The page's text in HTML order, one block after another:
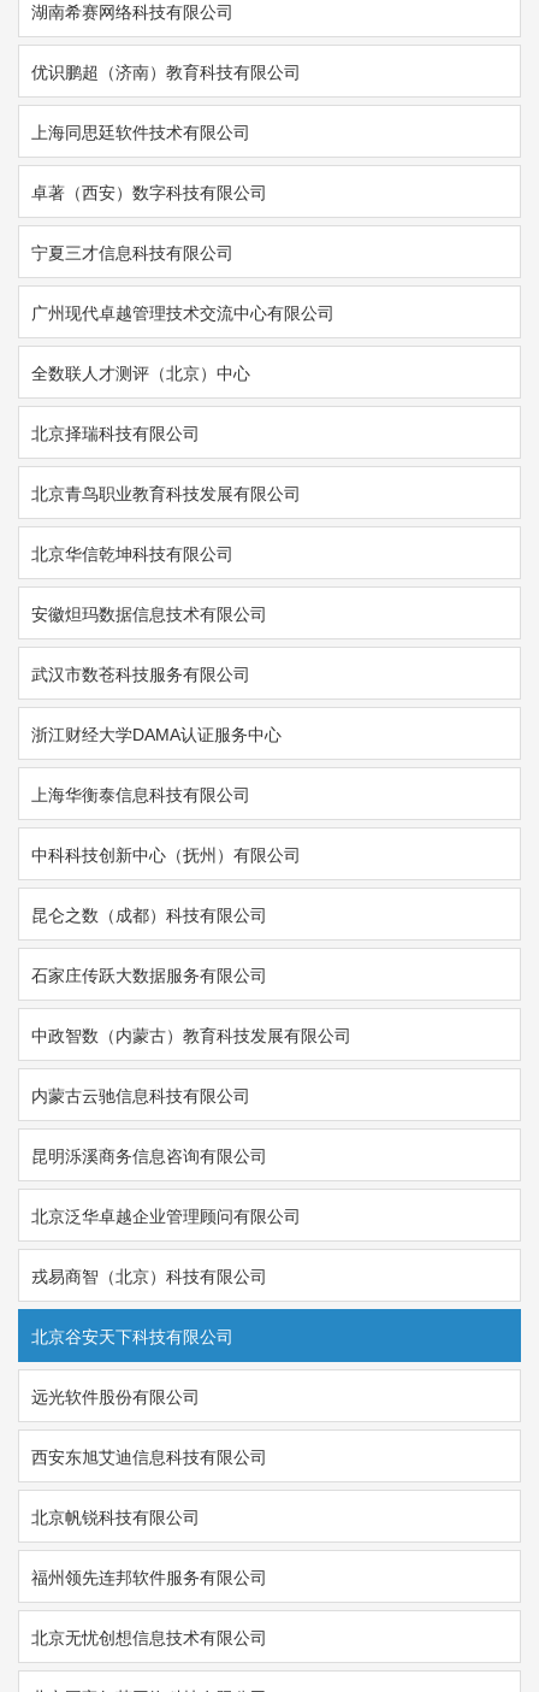
湖南希赛网络科技有限公司
优识鹏超（济南）教育科技有限公司
上海同思廷软件技术有限公司
卓著（西安）数字科技有限公司
宁夏三才信息科技有限公司
广州现代卓越管理技术交流中心有限公司
全数联人才测评（北京）中心
北京择瑞科技有限公司
北京青鸟职业教育科技发展有限公司
北京华信乾坤科技有限公司
安徽炟玛数据信息技术有限公司
武汉市数苍科技服务有限公司
浙江财经大学DAMA认证服务中心
上海华衡泰信息科技有限公司
中科科技创新中心（抚州）有限公司
昆仑之数（成都）科技有限公司
石家庄传跃大数据服务有限公司
中政智数（内蒙古）教育科技发展有限公司
内蒙古云驰信息科技有限公司
昆明泺溪商务信息咨询有限公司
北京泛华卓越企业管理顾问有限公司
戎易商智（北京）科技有限公司
北京谷安天下科技有限公司
远光软件股份有限公司
西安东旭艾迪信息科技有限公司
北京帆锐科技有限公司
福州领先连邦软件服务有限公司
北京无忧创想信息技术有限公司